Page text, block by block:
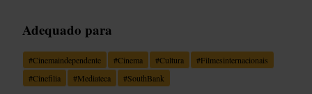
Adequado para
#Cinemaindependente #Cinema #Cultura #Filmesinternacionais
#Cinefilia #Mediateca #SouthBank